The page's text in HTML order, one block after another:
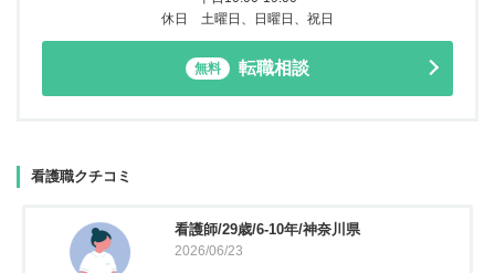
休日 土曜日、日曜日、祝日
無料 転職相談
看護職クチコミ
看護師/29歳/6-10年/神奈川県
2026/06/23